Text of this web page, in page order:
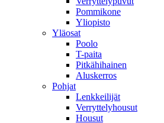
Pommikone
Yliopisto
Yläosat
Poolo
T-paita
Pitkähihainen
Aluskerros
Pohjat
Lenkkeilijät
Verryttelyhousut
Housut